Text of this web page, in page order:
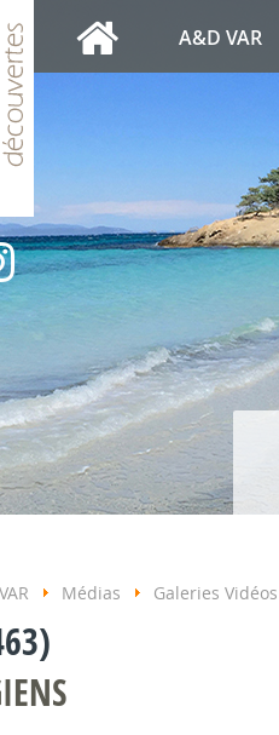
A&D VAR
Médias Galeries Vidéos